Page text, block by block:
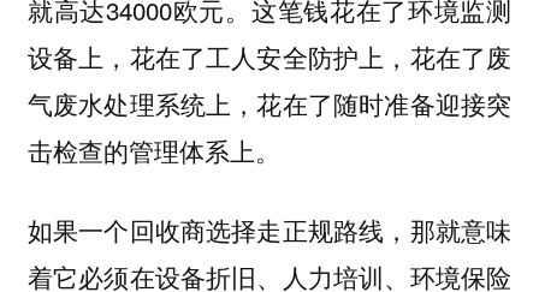
就高达34000欧元。这笔钱花在了环境监测
设备上，花在了工人安全防护上，花在了废
气废水处理系统上，花在了随时准备迎接突
击检查的管理体系上。
如果一个回收商选择走正规路线，那就意味
着它必须在设备折旧、人力培训、环境保险